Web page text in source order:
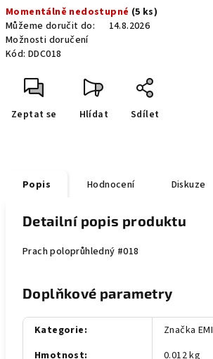
cena:
Momentálně nedostupné (5 ks)
Můžeme doručit do:
14.8.2026
Možnosti doručení
Kód: DDC018
Zeptat se Hlídat Sdílet
Popis Hodnocení Diskuze
Detailní popis produktu
Prach poloprůhledný #018
Doplňkové parametry
Kategorie:
Značka EMI
Hmotnost:
0.012 kg